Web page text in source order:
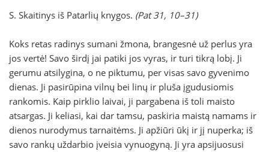
S. Skaitinys iš Patarlių knygos. (Pat 31, 10–31)
Koks retas radinys sumani žmona, brangesnė už perlus yra
jos vertė! Savo širdį jai patiki jos vyras, ir turi tikrą lobį. Ji
gerumu atsilygina, o ne piktumu, per visas savo gyvenimo
dienas. Ji pasirūpina vilnų bei linų ir pluša įgudusiomis
rankomis. Kaip pirklio laivai, ji pargabena iš toli maisto
atsargas. Ji keliasi, kai dar tamsu, paskiria maistą namams ir
dienos nurodymus tarnaitėms. Ji apžiūri ūkį ir jį nuperka; iš
savo rankų uždarbio įveisia vynuogyną. Ji yra apsijuosusi